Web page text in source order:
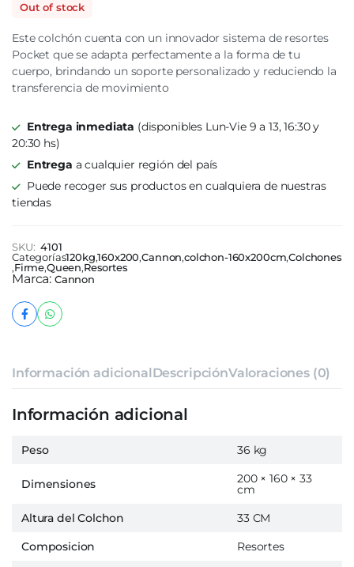
Out of stock
Este colchón cuenta con un innovador sistema de resortes
Pocket que se adapta perfectamente a la forma de tu
cuerpo, brindando un soporte personalizado y reduciendo la
transferencia de movimiento
Entrega inmediata (disponibles Lun-Vie 9 a 13, 16:30 y
20:30 hs)
Entrega a cualquier región del país
Puede recoger sus productos en cualquiera de nuestras
tiendas
SKU: 4101
Categorías120kg,160x200,Cannon,colchon-160x200cm,Colchones
,Firme,Queen,Resortes
Marca: Cannon
Información adicionalDescripciónValoraciones (0)
Información adicional
Peso 36 kg
Dimensiones 200 × 160 × 33
cm
Altura del Colchon
33 CM
Composicion
Resortes